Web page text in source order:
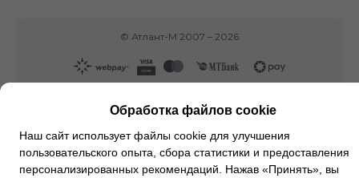
© Атлант-М 2007 – 2026
Обработка файлов cookie
Наш сайт использует файлы cookie для улучшения
пользовательского опыта, сбора статистики и предоставления
персонализированных рекомендаций. Нажав «Принять», вы